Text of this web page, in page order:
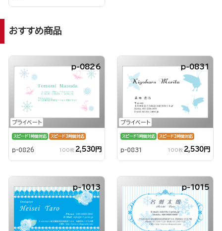
おすすめ商品
プライベート
p-0826
スピード1時間対応 スピード3時間対応
p-0826 100枚 2,530円
プライベート
p-0831
スピード1時間対応 スピード3時間対応
p-0831 100枚 2,530円
p-1013 p-1015